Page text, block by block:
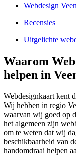
Webdesign
Recensies
Uitgelichte
Waarom
helpen in
Webdesignkaart kent
Wij hebben in regio
waarvan wij goed op
het algemeen zijn
om te weten dat wij
beschikbaarheid van
handomdraai helpen